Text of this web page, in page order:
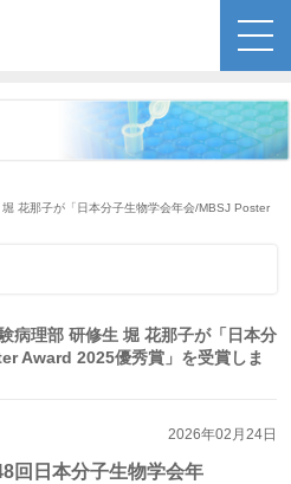
花那子が「日本分子生物学会年会/MBSJ Poster
病理部 研修生 堀 花那子が「日本分
Award 2025優秀賞」を受賞しま
2026年02月24日
回日本分子生物学会年